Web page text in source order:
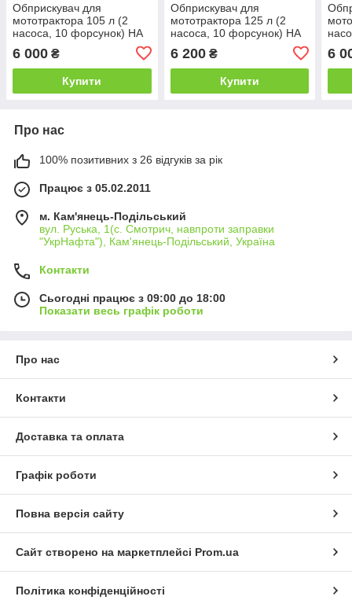
Обприскувач для
мототрактора 105 л (2
насоса, 10 форсунок) НА
6 000 ₴
Купити
Обприскувач для
мототрактора 125 л (2
насоса, 10 форсунок) НА
6 200₴
Купити
6
Про нас
100% позитивних з 26 відгуків за рік
Працює з 05.02.2011
м. Кам'янець-Подільський
вул. Руська, 1(с. Смотрич, навпроти заправки
"УкрНафта"), Кам'янець-Подільський, Україна
Контакти
Сьогодні працює з 09:00 до 18:00
Показати весь графік роботи
Про нас
Контакти
Доставка та оплата
Графік роботи
Повна версія сайту
Сайт створено на маркетплейсі Prom.ua
Політика конфіденційності